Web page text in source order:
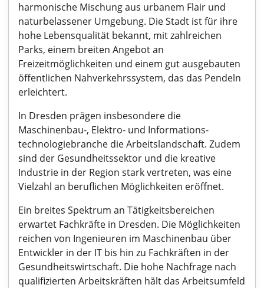
harmonische Mischung aus urbanem Flair und
naturbelassener Umgebung. Die Stadt ist für ihre
hohe Lebensqualität bekannt, mit zahlreichen
Parks, einem breiten Angebot an
Freizeitmöglichkeiten und einem gut ausgebauten
öffentlichen Nahverkehrssystem, das das Pendeln
erleichtert.
In Dresden prägen insbesondere die
Maschinenbau-, Elektro- und Informations-
technologiebranche die Arbeitslandschaft. Zudem
sind der Gesundheitssektor und die kreative
Industrie in der Region stark vertreten, was eine
Vielzahl an beruflichen Möglichkeiten eröffnet.
Ein breites Spektrum an Tätigkeitsbereichen
erwartet Fachkräfte in Dresden. Die Möglichkeiten
reichen von Ingenieuren im Maschinenbau über
Entwickler in der IT bis hin zu Fachkräften in der
Gesundheitswirtschaft. Die hohe Nachfrage nach
qualifizierten Arbeitskräften hält das Arbeitsumfeld